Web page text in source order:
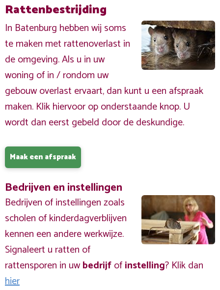
Rattenbestrijding
In Batenburg hebben wij soms
te maken met rattenoverlast in
de omgeving. Als u in uw
woning of in / rondom uw
gebouw overlast ervaart, dan kunt u een afspraak
maken. Klik hiervoor op onderstaande knop. U
wordt dan eerst gebeld door de deskundige.
Maak een afspraak
Bedrijven en instellingen
Bedrijven of instellingen zoals
scholen of kinderdagverblijven
kennen een andere werkwijze.
Signaleert u ratten of
rattensporen in uwbedrijfofinstelling? Klik dan
hier